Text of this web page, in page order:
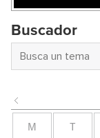
Buscador
M